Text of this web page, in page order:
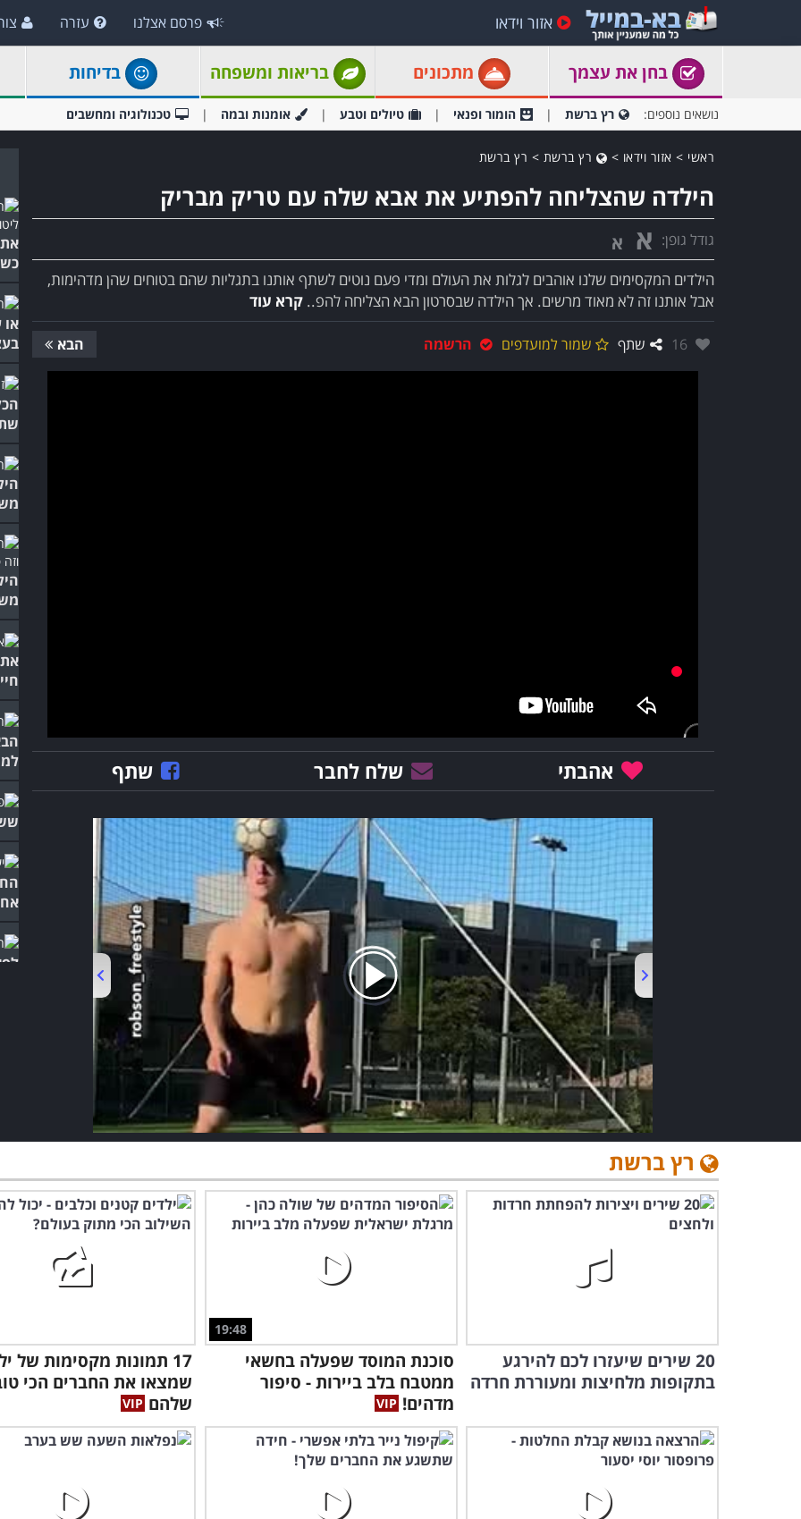
אזור וידאו פרסם אצלנו עזרה
בחן את עצמך מתכונים בריאות ומשפחה בדיחות
נושאים נוספים: רץ ברשת הומור ופנאי טיולים וטבע אומנות ובמה טכנולוגיה ומחשבים
ראשי > אזור וידאו > רץ ברשת > רץ ברשת
הילדה שהצליחה להפתיע את אבא שלה עם טריק מבריק
גודל גופן: א א
הילדים המקסימים שלנו אוהבים לגלות את העולם ומדי פעם נוטים לשתף אותנו בתגליות שהם בטוחים שהן מדהימות,
אבל אותנו זה לא מאוד מרשים. אך הילדה שבסרטון הבא הצליחה להפ.. קרא עוד
אהבו:
16 שתף שמור למועדפים הרשמה הבא
אהבתי שלח לחבר שתף
00:00 /01:05
רץ ברשת
20 שירים שיעזרו לכם להירגע
בתקופות מלחיצות ומעוררת חרדה
19:48
סוכנת המוסד שפעלה בחשאי
ממטבח בלב ביירות - סיפור
מדהים!
17 תמונות מקסימות של
שמצאו את החברים הכי
שלהם